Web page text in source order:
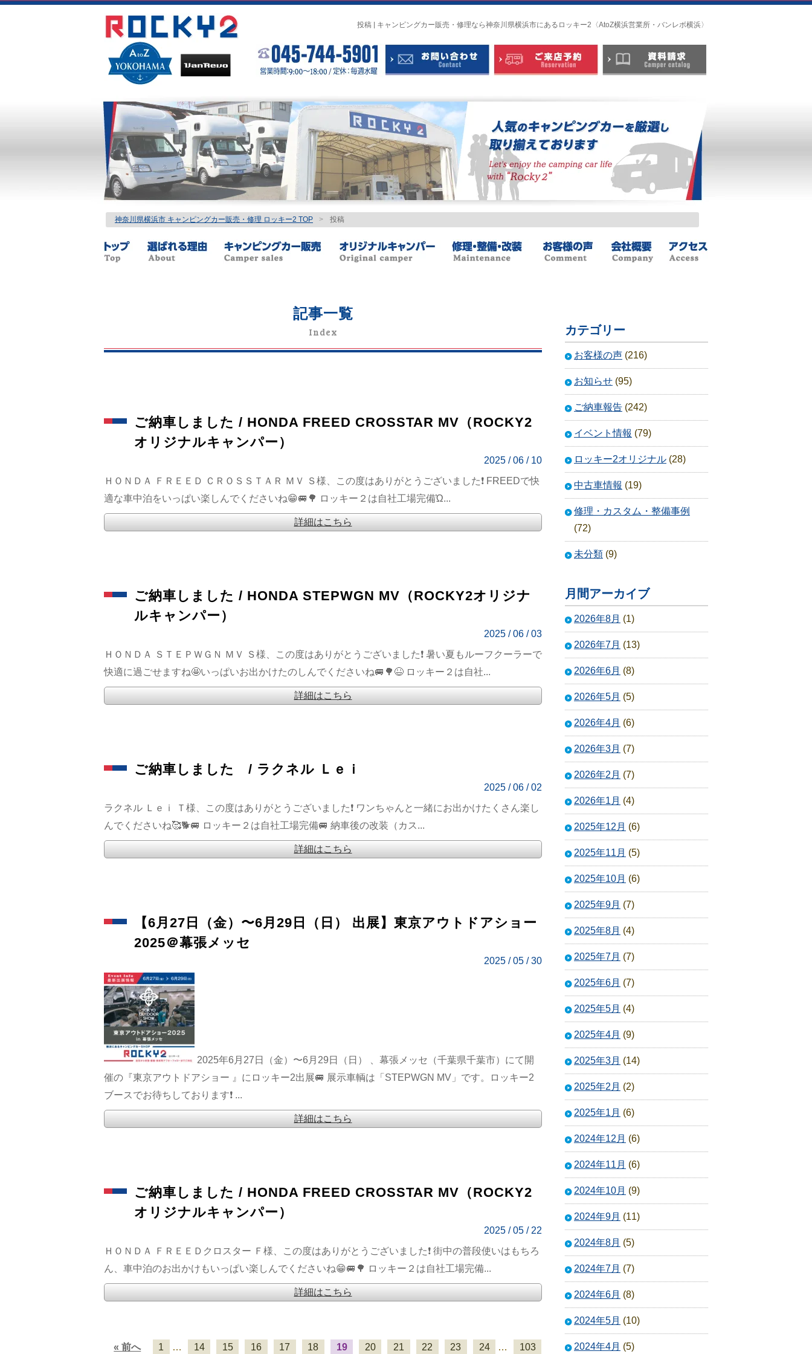
投稿 | キャンピングカー販売・修理なら神奈川県横浜市にあるロッキー2〈AtoZ横浜営業所・バンレボ横浜〉
神奈川県横浜市 キャンピングカー販売・修理 ロッキー2 TOP > 投稿
記事一覧
Index
ご納車しました / HONDA FREED CROSSTAR MV（ROCKY2
オリジナルキャンパー）
2025 / 06 / 10
ＨＯＮＤＡ ＦＲＥＥＤ ＣＲＯＳＳＴＡＲ ＭＶ Ｓ様、この度はありがとうございました❗ FREEDで快
適な車中泊をいっぱい楽しんでくださいね😁🚐🌳 ロッキー２は自社工場完備Ὡ...
詳細はこちら
ご納車しました / HONDA STEPWGN MV（ROCKY2オリジナ
ルキャンパー）
2025 / 06 / 03
ＨＯＮＤＡ ＳＴＥＰＷＧＮ ＭＶ Ｓ様、この度はありがとうございました❗ 暑い夏もルーフクーラーで
快適に過ごせますね🤩いっぱいお出かけたのしんでくださいね🚐🌳😆 ロッキー２は自社...
詳細はこちら
ご納車しました / ラクネル Ｌｅｉ
2025 / 06 / 02
ラクネル Ｌｅｉ Ｔ様、この度はありがとうございました❗ ワンちゃんと一緒にお出かけたくさん楽し
んでくださいね🥰🐕🚐 ロッキー２は自社工場完備🚐 納車後の改装（カス...
詳細はこちら
【6月27日（金）〜6月29日（日） 出展】東京アウトドアショー
2025＠幕張メッセ
2025 / 05 / 30
2025年6月27日（金）〜6月29日（日） 、幕張メッセ（千葉県千葉市）にて開
催の『東京アウトドアショー 』にロッキー2出展🚐 展示車輌は「STEPWGN MV」です。ロッキー2
ブースでお待ちしております❗️ ...
詳細はこちら
ご納車しました / HONDA FREED CROSSTAR MV（ROCKY2
オリジナルキャンパー）
2025 / 05 / 22
ＨＯＮＤＡ ＦＲＥＥＤクロスター Ｆ様、この度はありがとうございました❗ 街中の普段使いはもちろ
ん、車中泊のお出かけもいっぱい楽しんでくださいね😁🚐🌳 ロッキー２は自社工場完備...
詳細はこちら
« 前へ 1 … 14 15 16 17 18 19 20 21 22 23 24 … 103
カテゴリー
お客様の声 (216)
お知らせ (95)
ご納車報告 (242)
イベント情報 (79)
ロッキー2オリジナル (28)
中古車情報 (19)
修理・カスタム・整備事例
(72)
未分類 (9)
月間アーカイブ
2026年8月 (1)
2026年7月 (13)
2026年6月 (8)
2026年5月 (5)
2026年4月 (6)
2026年3月 (7)
2026年2月 (7)
2026年1月 (4)
2025年12月 (6)
2025年11月 (5)
2025年10月 (6)
2025年9月 (7)
2025年8月 (4)
2025年7月 (7)
2025年6月 (7)
2025年5月 (4)
2025年4月 (9)
2025年3月 (14)
2025年2月 (2)
2025年1月 (6)
2024年12月 (6)
2024年11月 (6)
2024年10月 (9)
2024年9月 (11)
2024年8月 (5)
2024年7月 (7)
2024年6月 (8)
2024年5月 (10)
2024年4月 (5)